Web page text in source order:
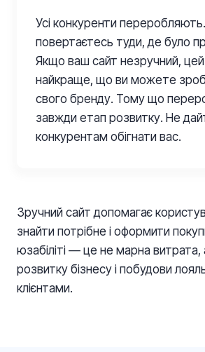
Усі конкуренти
повертаєтесь туди, де було
Якщо ваш сайт незручний,
найкраще, що ви можете
свого бренду. Тому що
завжди етап розвитку. Не
конкурентам обігнати вас.
Зручний сайт допомагає
знайти потрібне і оформити
юзабіліті — це не марна витрата,
розвитку бізнесу і побудови
клієнтами.